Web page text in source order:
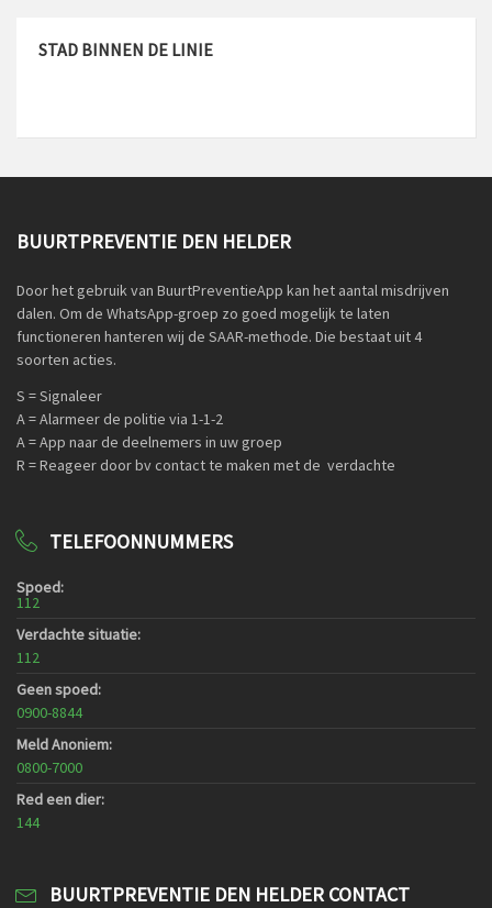
STAD BINNEN DE LINIE
BUURTPREVENTIE DEN HELDER
Door het gebruik van BuurtPreventieApp kan het aantal misdrijven
dalen. Om de WhatsApp-groep zo goed mogelijk te laten
functioneren hanteren wij de SAAR-methode. Die bestaat uit 4
soorten acties.
S = Signaleer
A = Alarmeer de politie via 1-1-2
A = App naar de deelnemers in uw groep
R = Reageer door bv contact te maken met de verdachte
TELEFOONNUMMERS
Spoed:
112
Verdachte situatie:
112
Geen spoed:
0900-8844
Meld Anoniem:
0800-7000
Red een dier:
144
BUURTPREVENTIE DEN HELDER CONTACT